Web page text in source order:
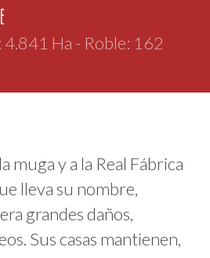
4.841 Ha - Roble: 162
muga y a la Real Fábrica
lleva su nombre,
grandes daños,
Sus casas mantienen,